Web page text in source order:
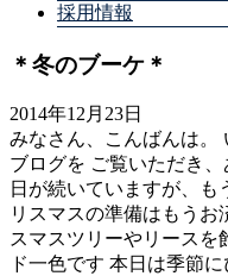
採用情報
＊冬のブーケ＊
2014年12月23日
みなさん、こんばんは。
ブログを ご覧いただき
日が続いていますが、も
リスマスの準備はもうお
スマスツリーやリースを
ド一色です 本日は季節